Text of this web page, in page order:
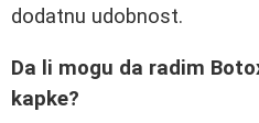
dodatnu udobnost.
Da li mogu da radim
kapke?